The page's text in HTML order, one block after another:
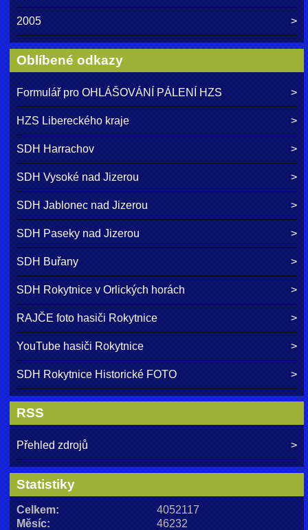
2005
Oblíbené odkazy
Formulář pro OHLÁŠOVÁNÍ PÁLENÍ HZS
HZS Libereckého kraje
SDH Harrachov
SDH Vysoké nad Jizerou
SDH Jablonec nad Jizerou
SDH Paseky nad Jizerou
SDH Buřany
SDH Rokytnice v Orlických horách
RAJČE foto hasiči Rokytnice
YouTube hasiči Rokytnice
SDH Rokytnice Historické FOTO
RSS
Přehled zdrojů
Statistiky
Celkem:
4052117
Měsíc:
46232